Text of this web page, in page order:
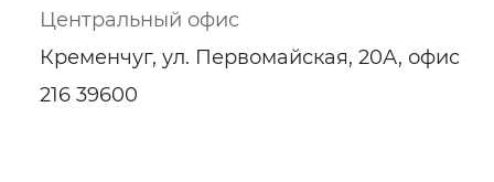
Центральный офис
Кременчуг, ул. Первомайская, 20А, офис
216 39600